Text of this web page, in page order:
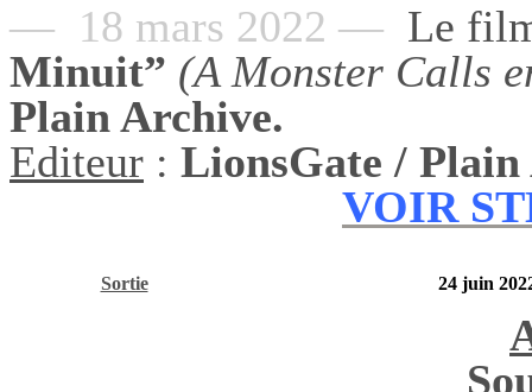
— 18 mars 2022 — Le
Minuit” (A Monster Calls
Plain Archive.
Editeur : LionsGate /
VOIR
Sortie 24 juin